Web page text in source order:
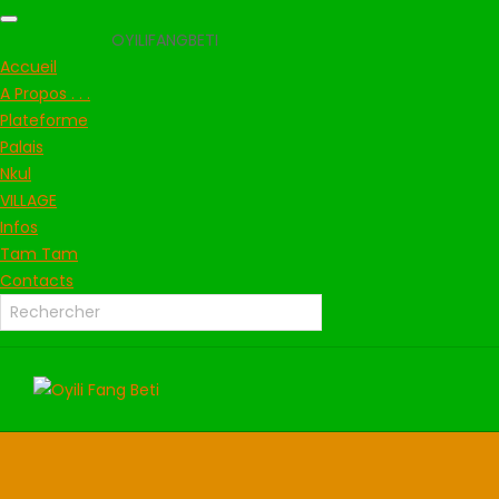
OYILIFANGBETI
Accueil
A Propos . . .
Plateforme
Palais
Nkul
VILLAGE
Infos
Tam Tam
Contacts